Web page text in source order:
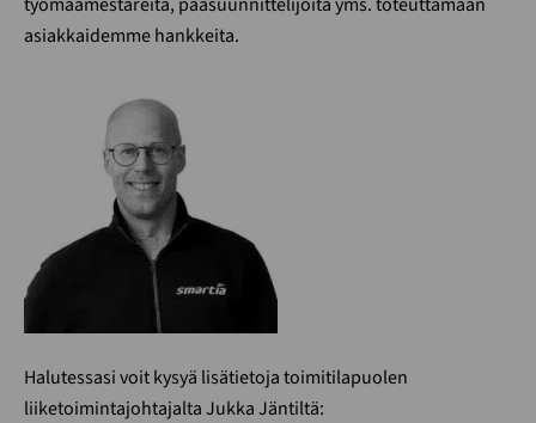
asiakkaidemme hankkeita.
Halutessasi voit kysyä lisätietoja toimitilapuolen
liiketoimintajohtajalta Jukka Jäntiltä: